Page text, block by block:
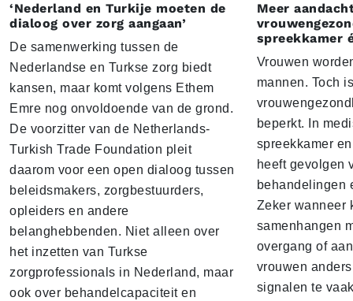
‘Nederland en Turkije moeten de
dialoog over zorg aangaan’
De samenwerking tussen de
Nederlandse en Turkse zorg biedt
kansen, maar komt volgens Ethem
Emre nog onvoldoende van de grond.
De voorzitter van de Netherlands-
Turkish Trade Foundation pleit
daarom voor een open dialoog tussen
beleidsmakers, zorgbestuurders,
opleiders en andere
belanghebbenden. Niet alleen over
het inzetten van Turkse
zorgprofessionals in Nederland, maar
ook over behandelcapaciteit en
Meer
spreekkamer
Vrouwen
mannen. Toch
beperkt. In
spreekkamer
heeft gevolgen
behandelingen
Zeker wanneer
samenhangen
overgang of
vrouwen
signalen te